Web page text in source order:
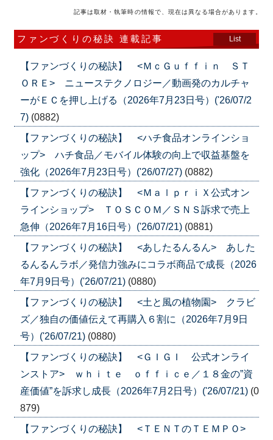
記事は取材・執筆時の情報で、現在は異なる場合があります。
ファンづくりの秘訣 連載記事 List
【ファンづくりの秘訣】 <ＭｃＧｕｆｆｉｎ ＳＴ
ＯＲＥ> ニューステクノロジー／動画発のカルチャ
ーがＥＣを押し上げる（2026年7月23日号）('26/07/2
7) (0882)
【ファンづくりの秘訣】 <ハチ食品オンラインショ
ップ> ハチ食品／モバイル体験の向上で収益基盤を
強化（2026年7月23日号）('26/07/27) (0882)
【ファンづくりの秘訣】 <ＭａｌｐｒｉＸ公式オン
ラインショップ> ＴＯＳＣＯＭ／ＳＮＳ訴求で売上
急伸（2026年7月16日号）('26/07/21) (0881)
【ファンづくりの秘訣】 <あしたるんるん> あした
るんるんラボ／発信力強みにコラボ商品で成長（2026
年7月9日号）('26/07/21) (0880)
【ファンづくりの秘訣】 <土と風の植物園> クラビ
ズ／独自の価値伝えて再購入６割に（2026年7月9日
号）('26/07/21) (0880)
【ファンづくりの秘訣】 <ＧＩＧＩ 公式オンライ
ンストア> ｗｈｉｔｅ ｏｆｆｉｃｅ／１８金の”資
産価値”を訴求し成長（2026年7月2日号）('26/07/21) (0
879)
【ファンづくりの秘訣】 <ＴＥＮＴのＴＥＭＰＯ>